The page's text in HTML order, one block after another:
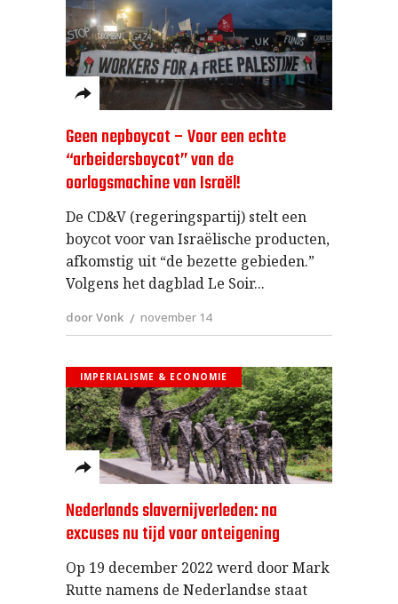
Geen nepboycot – Voor een echte
“arbeidersboycot” van de
oorlogsmachine van Israël!
De CD&V (regeringspartij) stelt een
boycot voor van Israëlische producten,
afkomstig uit “de bezette gebieden.”
Volgens het dagblad Le Soir
door Vonk november 14
IMPERIALISME & ECONOMIE
Nederlands slavernijverleden: na
excuses nu tijd voor onteigening
Op 19 december 2022 werd door Mark
Rutte namens de Nederlandse staat